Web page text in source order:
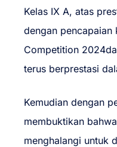
Kelas IX A, atas
dengan pencapaian
Competition
terus berprestasi
Kemudian dengan
membuktikan
menghalangi untuk